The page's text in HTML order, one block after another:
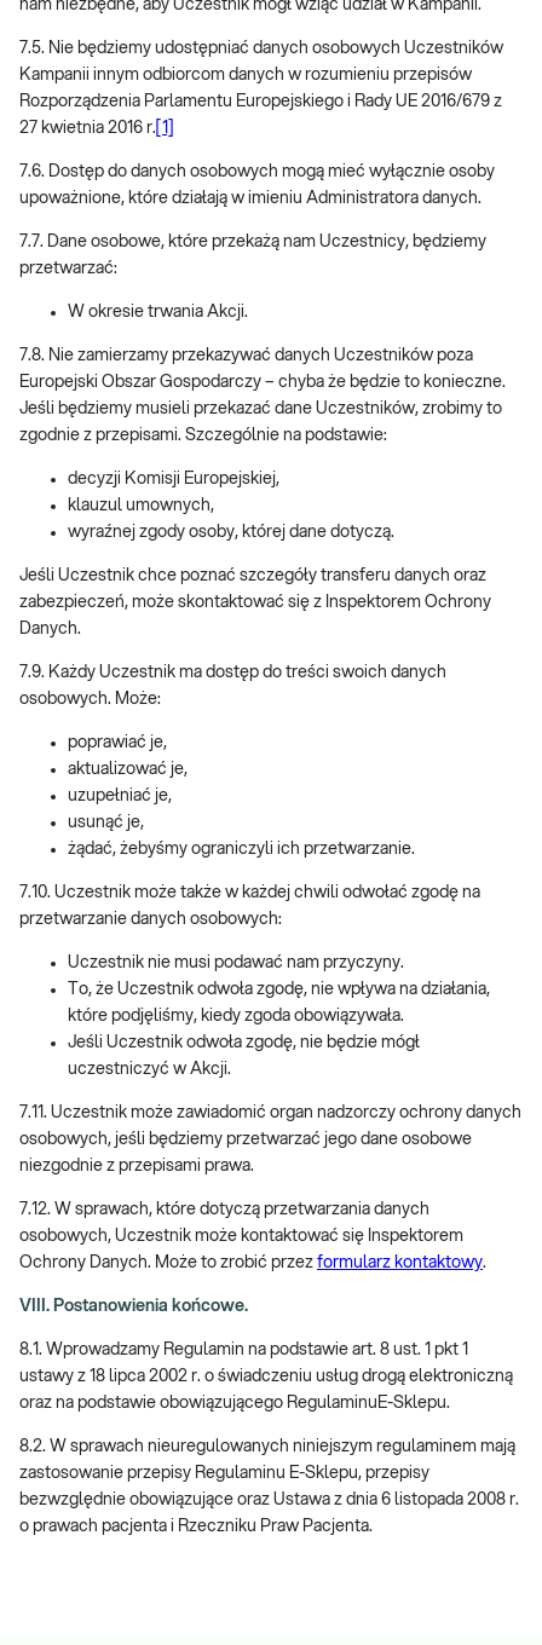
nam niezbędne, aby Uczestnik mógł wziąć udział w Kampanii.
7.5. Nie będziemy udostępniać danych osobowych Uczestników
Kampanii innym odbiorcom danych w rozumieniu przepisów
Rozporządzenia Parlamentu Europejskiego i Rady UE 2016/679 z
27 kwietnia 2016 r. [1]
7.6. Dostęp do danych osobowych mogą mieć wyłącznie osoby
upoważnione, które działają w imieniu Administratora danych.
7.7. Dane osobowe, które przekażą nam Uczestnicy, będziemy
przetwarzać:
W okresie trwania Akcji.
7.8. Nie zamierzamy przekazywać danych Uczestników poza
Europejski Obszar Gospodarczy – chyba że będzie to konieczne.
Jeśli będziemy musieli przekazać dane Uczestników, zrobimy to
zgodnie z przepisami. Szczególnie na podstawie:
decyzji Komisji Europejskiej,
klauzul umownych,
wyraźnej zgody osoby, której dane dotyczą.
Jeśli Uczestnik chce poznać szczegóły transferu danych oraz
zabezpieczeń, może skontaktować się z Inspektorem Ochrony
Danych.
7.9. Każdy Uczestnik ma dostęp do treści swoich danych
osobowych. Może:
poprawiać je,
aktualizować je,
uzupełniać je,
usunąć je,
żądać, żebyśmy ograniczyli ich przetwarzanie.
7.10. Uczestnik może także w każdej chwili odwołać zgodę na
przetwarzanie danych osobowych:
Uczestnik nie musi podawać nam przyczyny.
To, że Uczestnik odwoła zgodę, nie wpływa na działania,
które podjęliśmy, kiedy zgoda obowiązywała.
Jeśli Uczestnik odwoła zgodę, nie będzie mógł
uczestniczyć w Akcji.
7.11. Uczestnik może zawiadomić organ nadzorczy ochrony danych
osobowych, jeśli będziemy przetwarzać jego dane osobowe
niezgodnie z przepisami prawa.
7.12. W sprawach, które dotyczą przetwarzania danych
osobowych, Uczestnik może kontaktować się Inspektorem
Ochrony Danych. Może to zrobić przez formularz kontaktowy.
VIII. Postanowienia końcowe.
8.1. Wprowadzamy Regulamin na podstawie art. 8 ust. 1 pkt 1
ustawy z 18 lipca 2002 r. o świadczeniu usług drogą elektroniczną
oraz na podstawie obowiązującego RegulaminuE-Sklepu.
8.2. W sprawach nieuregulowanych niniejszym regulaminem mają
zastosowanie przepisy Regulaminu E-Sklepu, przepisy
bezwzględnie obowiązujące oraz Ustawa z dnia 6 listopada 2008 r.
o prawach pacjenta i Rzeczniku Praw Pacjenta.